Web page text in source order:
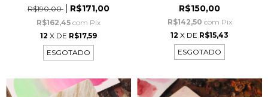
R$190,00
R$171,00
R$162,45 com Pix
12 X DE R$17,59
ESGOTADO
R$150,00
R$142,50 com Pix
12 X DE R$15,43
ESGOTADO